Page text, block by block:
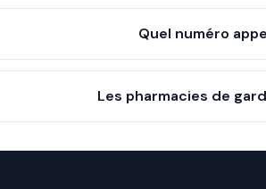
Quel numéro
Les pharmacies de